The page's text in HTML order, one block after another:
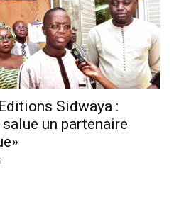
Sidwaya :
salue un partenaire